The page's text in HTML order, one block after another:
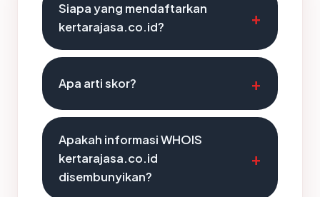
Siapa yang mendaftarkan
kertarajasa.co.id?
Apa arti skor?
Apakah informasi WHOIS
kertarajasa.co.id
disembunyikan?